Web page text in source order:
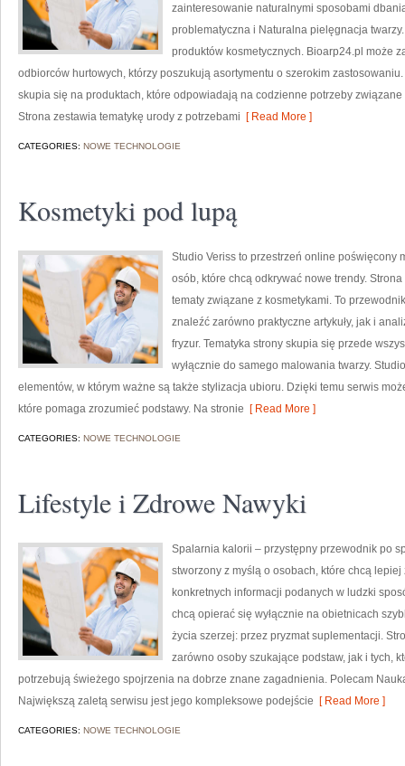
zainteresowanie naturalnymi sposobami
problematyczna i Naturalna pielęgnacja
produktów kosmetycznych. Bioarp24.pl może
odbiorców hurtowych, którzy poszukują asortymentu o szerokim
skupia się na produktach, które odpowiadają na codzienne potrzeby związane
Strona zestawia tematykę urody z potrzebami [ Read More ]
CATEGORIES: NOWE TECHNOLOGIE
Kosmetyki pod lupą
Studio Veriss to przestrzeń online
osób, które chcą odkrywać nowe trendy.
tematy związane z kosmetykami. To
znaleźć zarówno praktyczne artykuły, jak i
fryzur. Tematyka strony skupia się przede
wyłącznie do samego malowania twarzy.
elementów, w którym ważne są także stylizacja ubioru. Dzięki temu serwis
które pomaga zrozumieć podstawy. Na stronie [ Read More ]
CATEGORIES: NOWE TECHNOLOGIE
Lifestyle i Zdrowe Nawyki
Spalarnia kalorii – przystępny przewodnik po
stworzony z myślą o osobach, które chcą
konkretnych informacji podanych w ludzki
chcą opierać się wyłącznie na obietnicach
życia szerzej: przez pryzmat suplementacji.
zarówno osoby szukające podstaw, jak i tych,
potrzebują świeżego spojrzenia na dobrze znane zagadnienia. Polecam
Największą zaletą serwisu jest jego kompleksowe podejście [ Read More ]
CATEGORIES: NOWE TECHNOLOGIE